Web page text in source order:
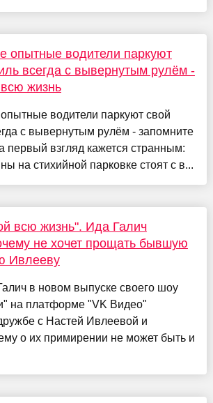
опытные водители паркуют
всегда с вывернутым рулём -
жизнь
водители паркуют свой
с вывернутым рулём - запомните
первый взгляд кажется странным:
на стихийной парковке стоят с в...
всю жизнь". Ида Галич
не хочет прощать бывшую
Ивлееву
в новом выпуске своего шоу
на платформе "VK Видео"
с Настей Ивлеевой и
о их примирении не может быть и